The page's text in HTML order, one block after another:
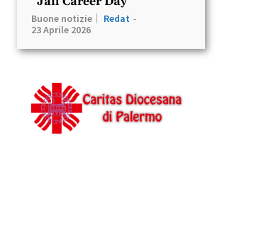
Buone notizie Redat -
23 Aprile 2026